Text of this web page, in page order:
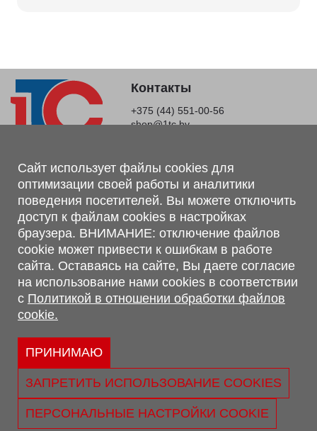
Контакты
+375 (44) 551-00-56
shop@1tc.by
Магазин, склад
г. Минск, Минский р-н, п. Привольный, ул. Мира, 20А,
223062
г. Брест, ул. Лейтенанта Рябцева, 108 В, 224701
Обращаем Ваше внимание, что вся предоставленная на сайте
информация, касающаяся комплектаций, технических
характеристик, цветовых сочетаний, а также стоимости и
сервисного обслуживания носит информационный характер и
не является публичной офертой, определяемой п.2 ст.407
Гражданского кодекса Республики Беларусь.
Политика обработки персональных данных
Политикой в отношении обработки файлов cookie.
Свидетельство о регистрации №290667530 выдано 02.02.2009
г. Администрацией Ленинского р-на г. Бреста
Сайт использует файлы cookies для
оптимизации своей работы и аналитики
поведения посетителей. Вы можете отключить
доступ к файлам cookies в настройках
браузера. ВНИМАНИЕ: отключение файлов
cookie может привести к ошибкам в работе
сайта. Оставаясь на сайте, Вы даете согласие
на использование нами cookies в соответствии
с Политикой в отношении обработки файлов
cookie.
ПРИНИМАЮ
ЗАПРЕТИТЬ ИСПОЛЬЗОВАНИЕ COOKIES
ПЕРСОНАЛЬНЫЕ НАСТРОЙКИ COOKIE